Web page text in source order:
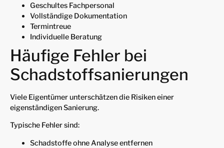
Geschultes Fachpersonal
Vollständige Dokumentation
Termintreue
Individuelle Beratung
Häufige Fehler bei
Schadstoffsanierungen
Viele Eigentümer unterschätzen die Risiken einer
eigenständigen Sanierung.
Typische Fehler sind:
Schadstoffe ohne Analyse entfernen